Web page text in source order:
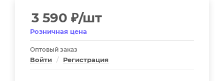
3 590 ₽/шт
Розничная цена
Оптовый заказ
Войти / Регистрация